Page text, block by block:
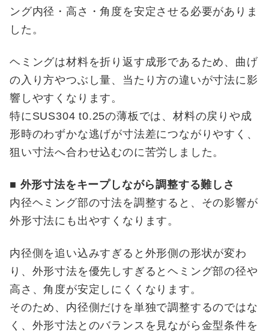
ング内径・高さ・角度を安定させる必要がありま
した。
ヘミングは材料を折り返す成形であるため、曲げ
の入り方やつぶし量、当たり方の違いが寸法に影
響しやすくなります。
特にSUS304 t0.25の薄板では、材料の戻りや成
形時のわずかな逃げが寸法差につながりやすく、
狙い寸法へ合わせ込むのに苦労しました。
■ 外形寸法をキープしながら調整する難しさ
内径ヘミング部の寸法を調整すると、その影響が
外形寸法にも出やすくなります。
内径側を追い込みすぎると外形側の形状が変わ
り、外形寸法を優先しすぎるとヘミング部の径や
高さ、角度が安定しにくくなります。
そのため、内径側だけを単独で調整するのではな
く、外形寸法とのバランスを見ながら金型条件を